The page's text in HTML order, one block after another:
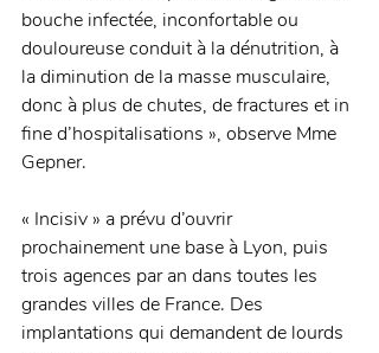
bouche infectée, inconfortable ou
douloureuse conduit à la dénutrition, à
la diminution de la masse musculaire,
donc à plus de chutes, de fractures et in
fine d’hospitalisations », observe Mme
Gepner.
« Incisiv » a prévu d’ouvrir
prochainement une base à Lyon, puis
trois agences par an dans toutes les
grandes villes de France. Des
implantations qui demandent de lourds